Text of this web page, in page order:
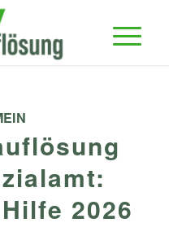
2026